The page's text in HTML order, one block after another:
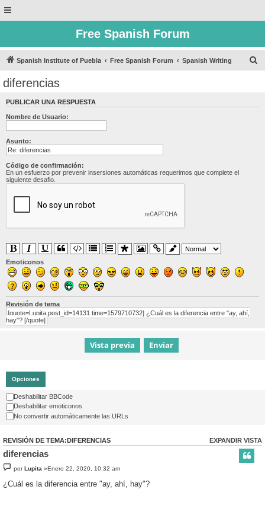
Free Spanish Forum
Spanish Institute of Puebla Free Spanish Forum Spanish Writing
diferencias
PUBLICAR UNA RESPUESTA
Nombre de Usuario:
Asunto:
Código de confirmación:
En un esfuerzo por prevenir insersiones automáticas requerimos que complete el
siguiente desafio.
Emoticonos
Revisión de tema
[quote=Lupita post_id=14131 time=1579710732] ¿Cuál es la diferencia entre "ay, ahí,
hay"? [/quote]
Opciones
Deshabilitar BBCode
Deshabilitar emoticonos
No convertir automáticamente las URLs
EXPANDIR VISTA
REVISIÓN DE TEMA:DIFERENCIAS
diferencias
porLupita »Enero 22, 2020, 10:32 am
¿Cuál es la diferencia entre "ay, ahí, hay"?